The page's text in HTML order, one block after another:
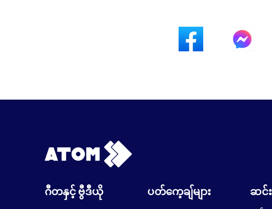
ဂီတနှင့် ဗွီဒီယို ပတ်ကေ့ချ်များ ဆင်